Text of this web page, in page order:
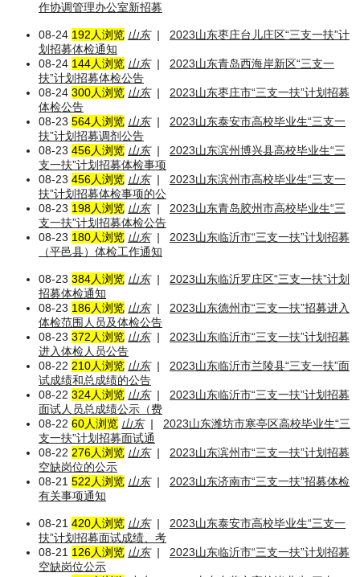
作协调管理办公室新招募
08-24 192人浏览 山东|
2023山东枣庄台儿庄区“三支一扶”计
划招募体检通知
08-24 144人浏览 山东|
2023山东青岛西海岸新区“三支一
扶”计划招募体检公告
08-24 300人浏览 山东|
2023山东枣庄市“三支一扶”计划招募
体检公告
08-23 564人浏览 山东|
2023山东泰安市高校毕业生“三支一
扶”计划招募调剂公告
08-23 456人浏览 山东|
2023山东滨州博兴县高校毕业生“三
支一扶”计划招募体检事项
08-23 456人浏览 山东|
2023山东滨州市高校毕业生“三支一
扶”计划招募体检事项的公
08-23 198人浏览 山东|
2023山东青岛胶州市高校毕业生“三
支一扶”计划招募体检公告
08-23 180人浏览 山东|
2023山东临沂市“三支一扶”计划招募
（平邑县）体检工作通知
08-23 384人浏览 山东|
2023山东临沂罗庄区“三支一扶”计划
招募体检通知
08-23 186人浏览 山东|
2023山东德州市“三支一扶”招募进入
体检范围人员及体检公告
08-23 372人浏览 山东|
2023山东临沂市“三支一扶”计划招募
进入体检人员公告
08-22 210人浏览 山东|
2023山东临沂市兰陵县“三支一扶”面
试成绩和总成绩的公告
08-22 324人浏览 山东|
2023山东临沂市“三支一扶”计划招募
面试人员总成绩公示（费
08-22 60人浏览 山东|
2023山东潍坊市寒亭区高校毕业生“三
支一扶”计划招募面试通
08-22 276人浏览 山东|
2023山东滨州市“三支一扶”计划招募
空缺岗位的公示
08-21 522人浏览 山东|
2023山东济南市“三支一扶”招募体检
有关事项通知
08-21 420人浏览 山东|
2023山东泰安市高校毕业生“三支一
扶”计划招募面试成绩、考
08-21 126人浏览 山东|
2023山东临沂市“三支一扶”计划招募
空缺岗位公示